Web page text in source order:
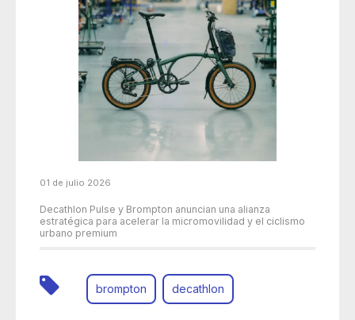
01 de julio 2026
Decathlon Pulse y Brompton anuncian una alianza
estratégica para acelerar la micromovilidad y el ciclismo
urbano premium
brompton decathlon